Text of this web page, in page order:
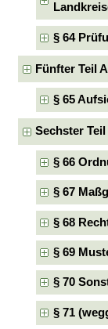
§ 64
Fünfter Teil
§ 65
Sechster
§ 66
§ 67
§ 68
§ 69
§ 70
§ 71